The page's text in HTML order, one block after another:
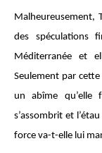
Malheureusement,
des spéculations
Méditerranée et
Seulement par
un abîme
s’assombrit et
force va-t-elle lui